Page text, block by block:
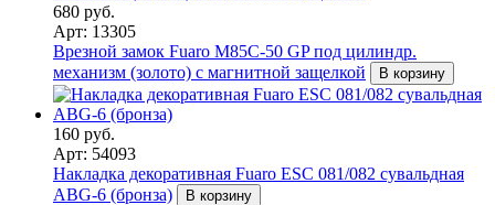
680 руб.
Арт: 13305
Врезной замок Fuaro M85C-50 GP под цилиндр.
механизм (золото) с магнитной защелкой
В корзину
160 руб.
Арт: 54093
Накладка декоративная Fuaro ESC 081/082 сувальдная
ABG-6 (бронза)
В корзину